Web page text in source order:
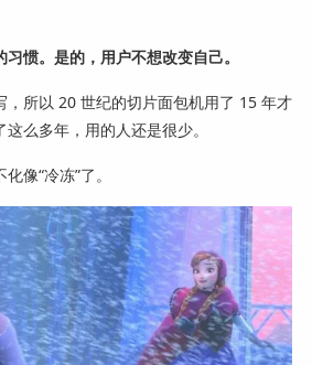
惯。 是的，用户不想改变自己。
，所以 20 世纪的切片面包机用了 15 年才
么多年，用的人还是很少。
像“冷冻”了。